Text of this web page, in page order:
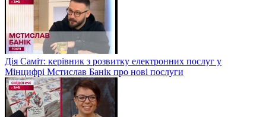
Дія Саміт: керівник з розвитку електронних послуг у
Мінцифрі Мстислав Банік про нові послуги